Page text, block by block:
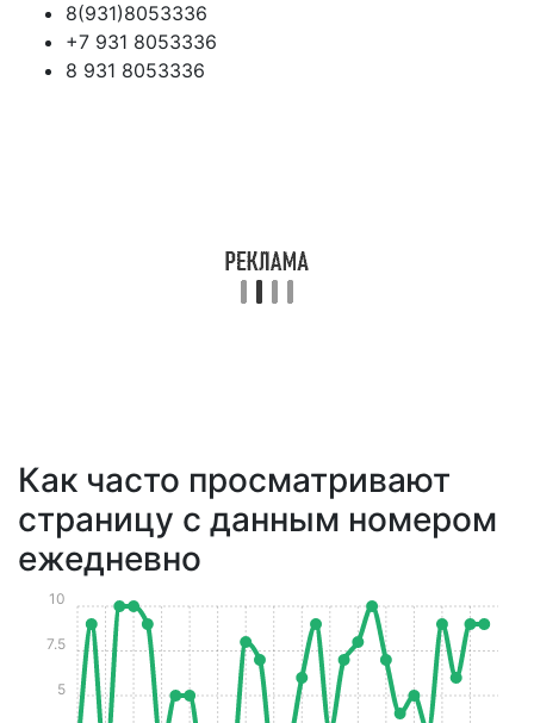
8(931)8053336
+7 931 8053336
8 931 8053336
Как часто просматривают
страницу с данным номером
ежедневно
5
7.5
10